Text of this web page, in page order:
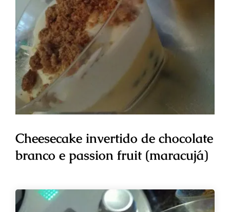
Cheesecake invertido de chocolate
branco e passion fruit (maracujá)